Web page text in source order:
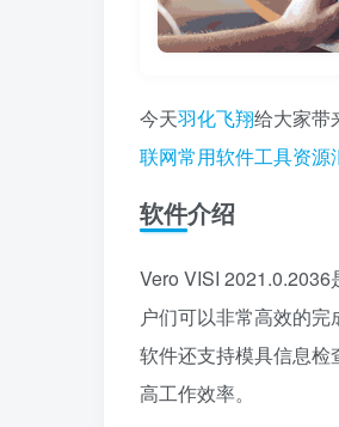
今天羽化飞翔给大家带
联网常用软件工具资源
软件介绍
Vero VISI
户们可以非常高效的
软件还支持模具信息
高工作效率。